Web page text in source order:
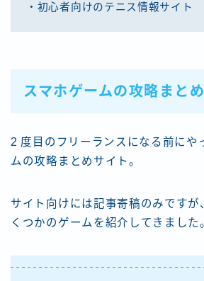
・初心者向けのテニス情報サイト
スマホゲームの攻略まと
2 度目のフリーランスになる前にや
ムの攻略まとめサイト。
サイト向けには記事寄稿のみですが
くつかのゲームを紹介してきました